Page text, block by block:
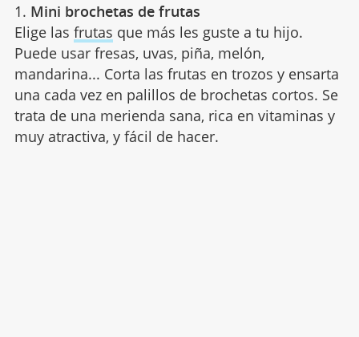
1. Mini brochetas de frutas
Elige las frutas que más les guste a tu hijo.
Puede usar fresas, uvas, piña, melón,
mandarina... Corta las frutas en trozos y ensarta
una cada vez en palillos de brochetas cortos. Se
trata de una merienda sana, rica en vitaminas y
muy atractiva, y fácil de hacer.